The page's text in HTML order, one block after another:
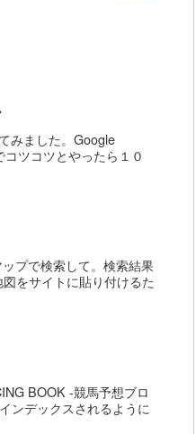
みました。Google
ツコツとやったら１０
プで検索して。検索結果
をサイトに貼り付けるた
BOOK -競馬予想ブロ
ンデックスされるように